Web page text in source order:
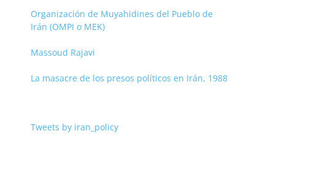
Organización de Muyahidines del Pueblo de
Irán (OMPI o MEK)
Massoud Rajavi
La masacre de los presos políticos en Irán, 1988
Tweets by iran_policy